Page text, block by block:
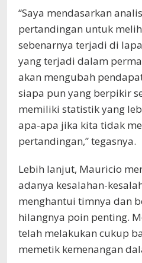
“Saya mendasarkan
pertandingan untuk
sebenarnya terjadi di
yang terjadi dalam
akan mengubah
siapa pun yang berpikir
memiliki statistik yang
apa-apa jika kita tidak
pertandingan,” tegasnya.
Lebih lanjut, Mauricio
adanya kesalahan-
menghantui timnya dan
hilangnya poin penting.
telah melakukan cukup
memetik kemenangan